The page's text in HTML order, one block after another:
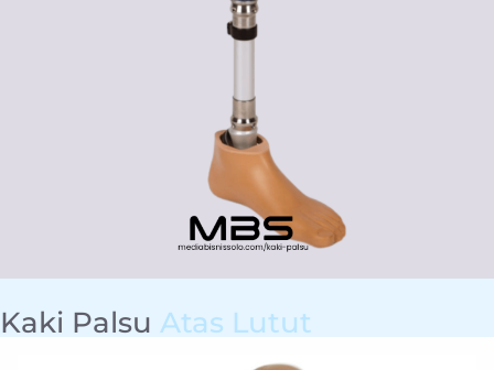
Kaki Palsu Atas Lutut